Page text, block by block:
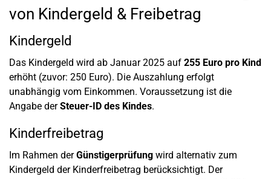
von Kindergeld & Freibetrag
Kindergeld
Das Kindergeld wird ab Januar 2025 auf 255 Euro pro Kind
erhöht (zuvor: 250 Euro). Die Auszahlung erfolgt
unabhängig vom Einkommen. Voraussetzung ist die
Angabe derSteuer-ID des Kindes.
Kinderfreibetrag
Im Rahmen derGünstigerprüfung wird alternativ zum
Kindergeld der Kinderfreibetrag berücksichtigt. Der